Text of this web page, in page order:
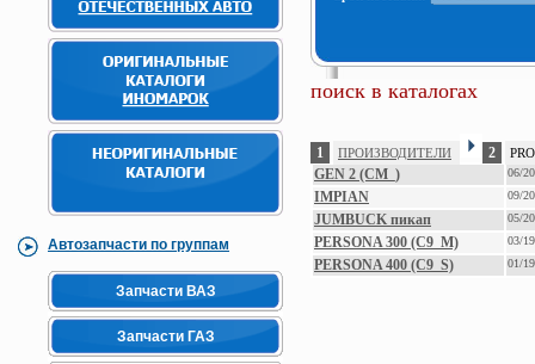
Автозапчасти по группам
Запчасти ВАЗ
Запчасти ГАЗ
поиск в каталогах
1 ПРОИЗВОДИТЕЛИ 2
GEN 2 (CM_) 06/
IMPIAN 09/
JUMBUCK пикап 05/
PERSONA 300 (C9_M) 03/
PERSONA 400 (C9_S) 01/